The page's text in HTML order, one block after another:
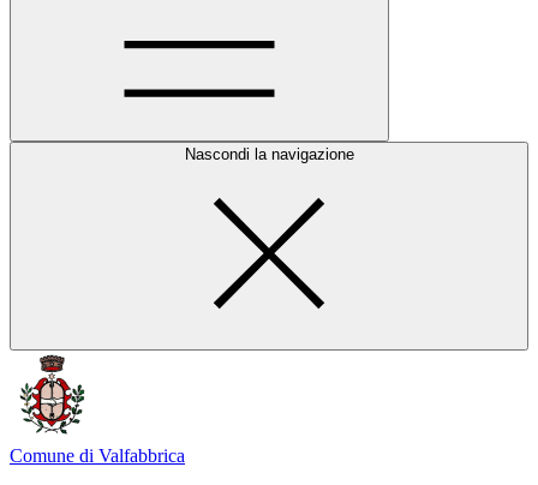
Nascondi la navigazione
Comune di Valfabbrica